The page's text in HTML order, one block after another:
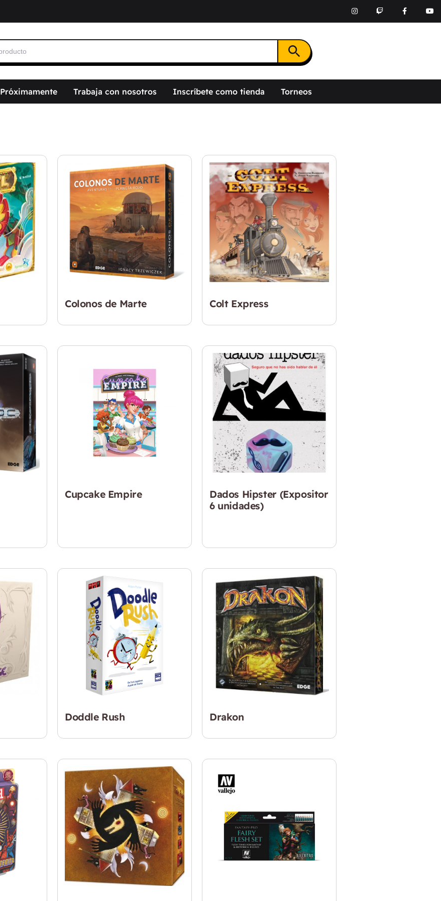
Botón de búsqueda
Próximamente Trabaja con nosotros Inscríbete como tienda Torneos
Colonos de Marte Colt Express
Cupcake Empire
Dados Hipster (Expositor
6 unidades)
Doddle Rush Drakon